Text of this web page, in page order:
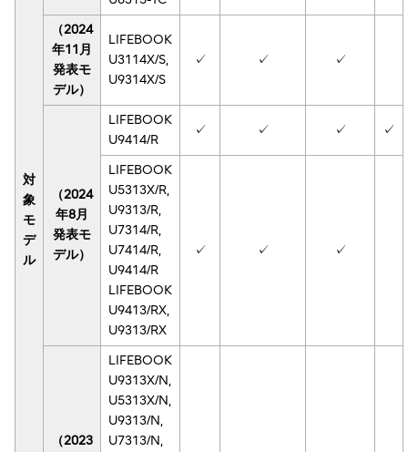
対
象
モ
デ
ル
（2024
年11月
発表モ
デル）
LIFEBOOK
U3114X/S,
U9314X/S
✓ ✓ ✓
（2024
年8月
発表モ
デル）
LIFEBOOK
U9414/R
✓ ✓ ✓ ✓
LIFEBOOK
U5313X/R,
U9313/R,
U7314/R,
U7414/R,
U9414/R
LIFEBOOK
U9413/RX,
U9313/RX
✓ ✓ ✓
（2023
LIFEBOOK
U9313X/N,
U5313X/N,
U9313/N,
U7313/N,